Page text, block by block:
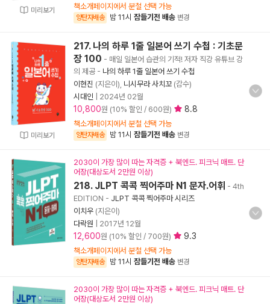
미리보기 책소개페이지에서 분철 선택 가능
양탄자배송 밤 11시 잠들기전 배송 변경
미리보기
217. 나의 하루 1줄 일본어 쓰기 수첩 : 기초문
장 100 - 매일 일본어 습관의 기적! 저자 직강 유튜브 강
의 제공 - 나의 하루 1줄 일본어 쓰기 수첩
이현진 (지은이), 니시무라 사치꼬 (감수)
시대인
2024년 02월
10,800원 (10% 할인 / 600원) 8.8
책소개페이지에서 분철 선택 가능
양탄자배송 밤 11시 잠들기전 배송 변경
2030이 가장 많이 따는 자격증 + 북엔드. 피크닉 매트. 단
어장(대상도서 2만원 이상)
218. JLPT 콕콕 찍어주마 N1 문자.어휘 - 4th
EDITION - JLPT 콕콕 찍어주마 시리즈
이치우 (지은이)
다락원
2017년 12월
12,600원 (10% 할인 / 700원) 9.3
책소개페이지에서 분철 선택 가능
양탄자배송 밤 11시 잠들기전 배송 변경
2030이 가장 많이 따는 자격증 + 북엔드. 피크닉 매트. 단
어장(대상도서 2만원 이상)